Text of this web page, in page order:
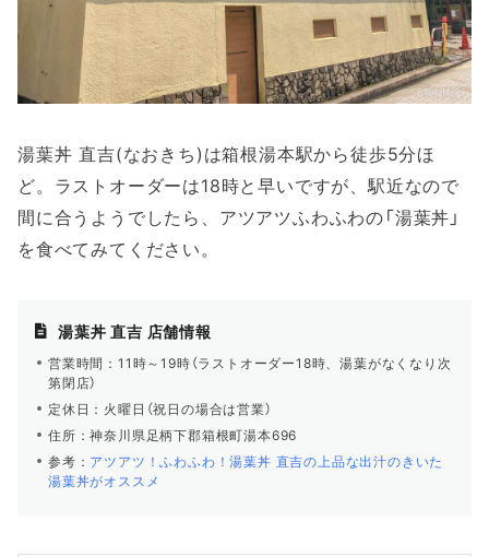
湯葉丼 直吉(なおきち)は箱根湯本駅から徒歩5分ほ
ど。ラストオーダーは18時と早いですが、駅近なので
間に合うようでしたら、アツアツふわふわの「湯葉丼」
を食べてみてください。
湯葉丼 直吉 店舗情報
営業時間：11時～19時（ラストオーダー18時、湯葉がなくなり次
第閉店）
定休日：火曜日（祝日の場合は営業）
住所：神奈川県足柄下郡箱根町湯本696
参考： アツアツ！ふわふわ！湯葉丼 直吉の上品な出汁のきいた
湯葉丼がオススメ